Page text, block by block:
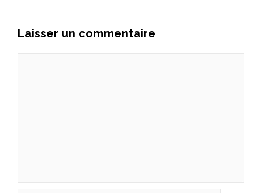
Laisser un commentaire